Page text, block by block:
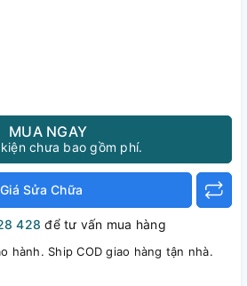
MUA NGAY
chưa bao gồm phí.
Sửa Chữa
428 để tư vấn mua hàng
hành. Ship COD giao hàng tận nhà.